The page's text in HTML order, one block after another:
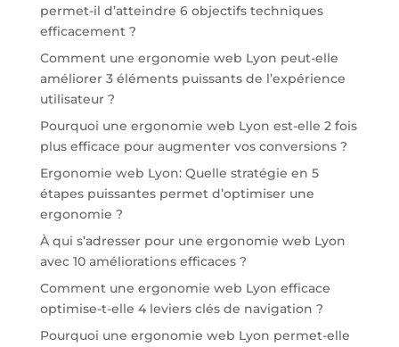
permet-il d’atteindre 6 objectifs techniques
efficacement ?
Comment une ergonomie web Lyon peut-elle
améliorer 3 éléments puissants de l’expérience
utilisateur ?
Pourquoi une ergonomie web Lyon est-elle 2 fois
plus efficace pour augmenter vos conversions ?
Ergonomie web Lyon: Quelle stratégie en 5
étapes puissantes permet d’optimiser une
ergonomie ?
À qui s’adresser pour une ergonomie web Lyon
avec 10 améliorations efficaces ?
Comment une ergonomie web Lyon efficace
optimise-t-elle 4 leviers clés de navigation ?
Pourquoi une ergonomie web Lyon permet-elle